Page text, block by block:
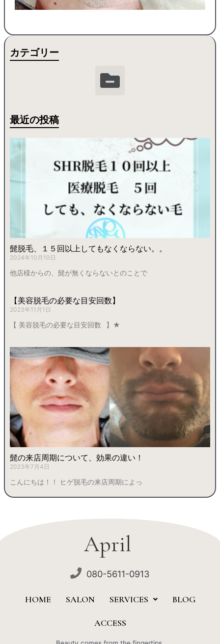
カテゴリー
最近の投稿
髭脱毛、１５回以上してもなくならない。。
2024年10月10日
他店様からの、髭が無くならないとのことで
【美容脱毛の必要な目安回数】
2023年11月1日
【 美容脱毛の必要な目安回数⠀】⁡⁡⁡★
髭の来店周期について、効果の違い！
2023年7月4日
こんにちは！！ ヒゲ脱毛の来店周期によっ
April
080-5611-0913
HOME SALON SERVICES BLOG
ACCESS